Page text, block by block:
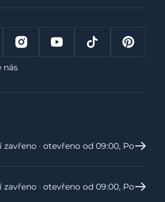
nás
zavřeno ‧ otevřeno od 09:00, Po
zavřeno ‧ otevřeno od 09:00, Po